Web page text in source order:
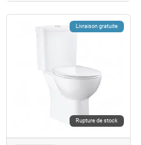
Livraison gratuite
Rupture de stock